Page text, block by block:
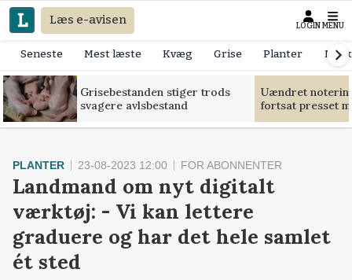
Læs e-avisen LOGIN MENU
Seneste Mest læste Kvæg Grise Planter
Grisebestanden stiger trods
svagere avlsbestand
Uændret
fortsat presset
PLANTER 23-08-2023 12:00 FOR ABONNENTER
Landmand om nyt digitalt
værktøj: - Vi kan lettere
graduere og har det hele samlet
ét sted